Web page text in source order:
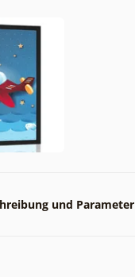
und Parameter